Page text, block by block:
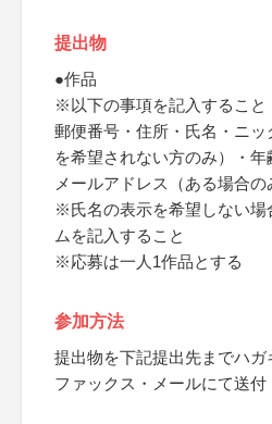
提出物
●作品
※以下の事項を記入すること
郵便番号・住所・氏名・ニ
を希望されない方のみ）・年
メールアドレス（ある場合
※氏名の表示を希望しない場
ムを記入すること
※応募は一人1作品とする
参加方法
提出物を下記提出先までハ
ファックス・メールにて送付